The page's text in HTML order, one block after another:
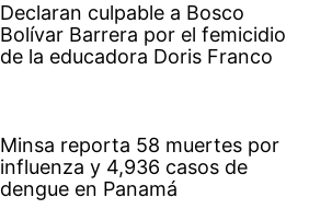
Declaran culpable a Bosco
Bolívar Barrera por el femicidio
de la educadora Doris Franco
Minsa reporta 58 muertes por
influenza y 4,936 casos de
dengue en Panamá